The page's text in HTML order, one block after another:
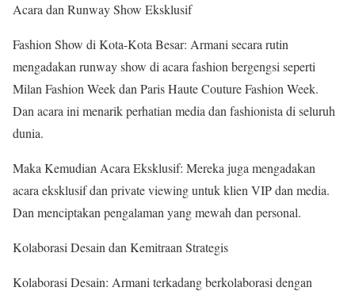
Acara dan Runway Show Eksklusif
Fashion Show di Kota-Kota Besar: Armani secara rutin
mengadakan runway show di acara fashion bergengsi seperti
Milan Fashion Week dan Paris Haute Couture Fashion Week.
Dan acara ini menarik perhatian media dan fashionista di seluruh
dunia.
Maka Kemudian Acara Eksklusif: Mereka juga mengadakan
acara eksklusif dan private viewing untuk klien VIP dan media.
Dan menciptakan pengalaman yang mewah dan personal.
Kolaborasi Desain dan Kemitraan Strategis
Kolaborasi Desain: Armani terkadang berkolaborasi dengan